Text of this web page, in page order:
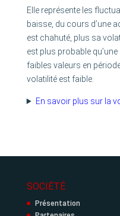
Elle représente les
baisse, du cours d’une
est chahuté, plus sa
est plus probable
faibles valeurs en
volatilité est faible.
En savoir plus sur la
SOCIÉTÉ
Présentation